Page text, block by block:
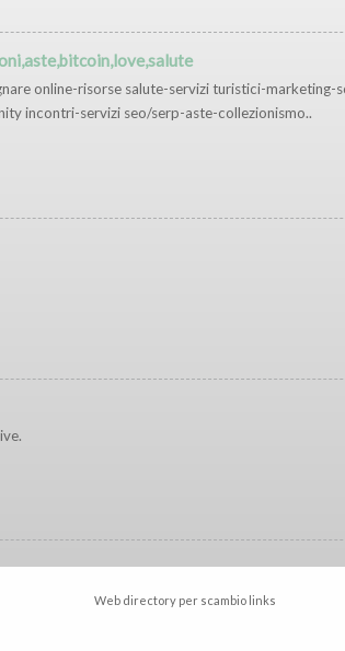
online-risorse salute-servizi turistici-
incontri-servizi seo/serp-aste-collezionismo..
Web directory per scambio links